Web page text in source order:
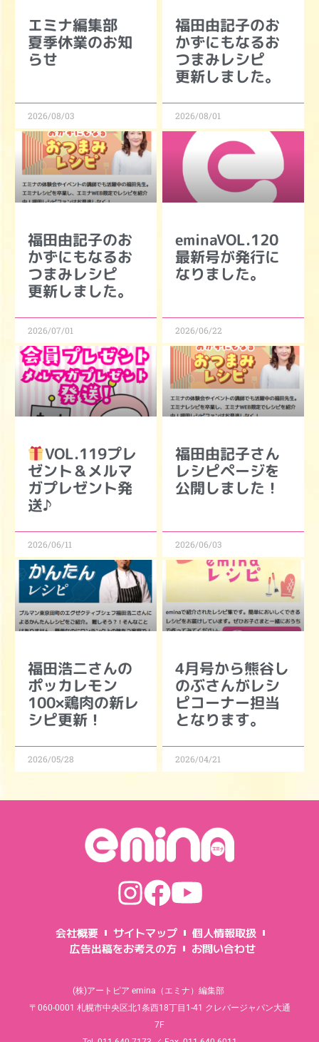
エミナ編集部
夏季休業のお知
らせ
2026/08/03
福田由記子のお
かずにもなるお
つまみレシピ
更新しました。
2026/08/01
福田由記子のお
かずにもなるお
つまみレシピ
更新しました。
2026/07/01
eminaVOL.120
最新号が発行に
なりました。
2026/06/22
VOL.119プレ
ゼント＆メルマ
ガプレゼント発
送♪
2026/06/11
福田由記子さん
レシピページを
公開しました！
2026/06/03
福田浩二さんの
ポッカレモン
100×鶏肉の新レ
シピ更新！
2026/05/28
4月号から熊谷し
のぶさんがレシ
ピコーナー担当
となります。
2026/04/21
会社概要 サイトマップ
個人情報取扱
広告出稿をお考えの方
お問い合わせ
(株)アートピア emina（エミナ）編集部
〒060-0001 札幌市中央区北1条西18丁目1-41 クレバージャパン大通
7F